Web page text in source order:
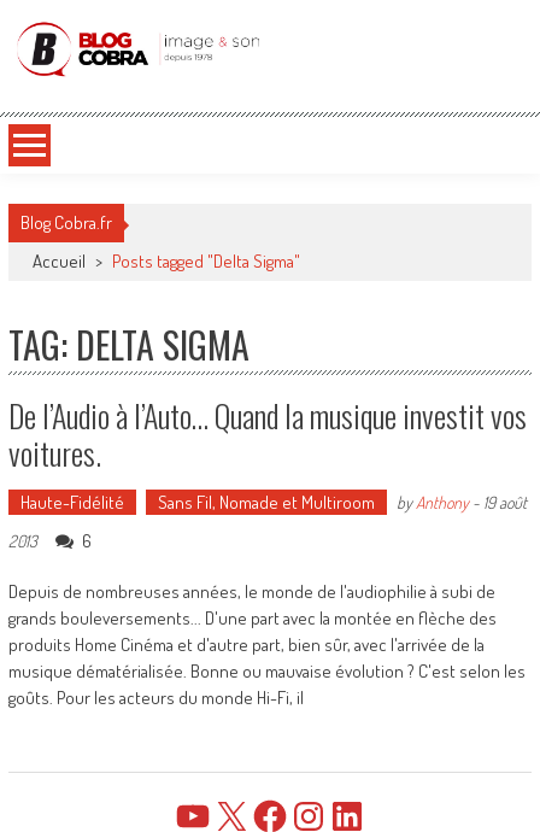
Blog Cobra
Blog Cobra.fr
Accueil > Posts tagged "Delta Sigma"
TAG: DELTA SIGMA
De l’Audio à l’Auto… Quand la musique investit vos
voitures.
Haute-Fidélité Sans Fil, Nomade et Multiroom byAnthony- 19 août
2013
6
Depuis de nombreuses années, le monde de l'audiophilie à subi de
grands bouleversements... D'une part avec la montée en flèche des
produits Home Cinéma et d'autre part, bien sûr, avec l'arrivée de la
musique dématérialisée. Bonne ou mauvaise évolution ? C'est selon les
goûts. Pour les acteurs du monde Hi-Fi, il
YouTube FacebookInstagramLinkedIn